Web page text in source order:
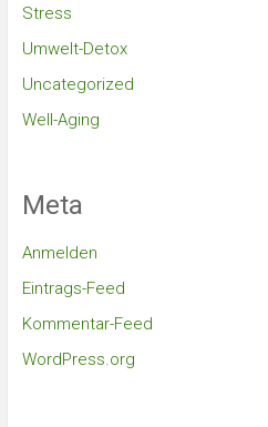
Stress
Umwelt-Detox
Uncategorized
Well-Aging
Meta
Anmelden
Eintrags-Feed
Kommentar-Feed
WordPress.org